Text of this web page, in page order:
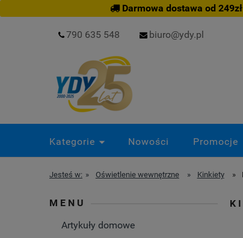
Darmowa dostawa od
790 635 548 biuro@ydy.pl
Kategorie Nowości Promocje
Jesteś w: » Oświetlenie wewnętrzne » Kinkiety »
MENU
Artykuły domowe